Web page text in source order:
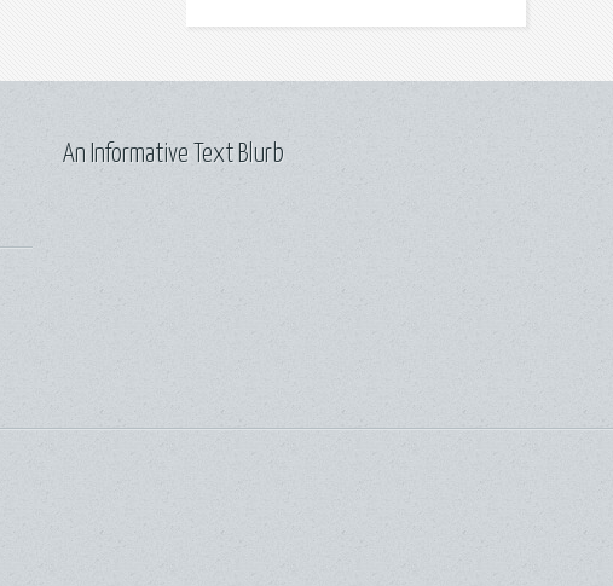
An Informative Text Blurb